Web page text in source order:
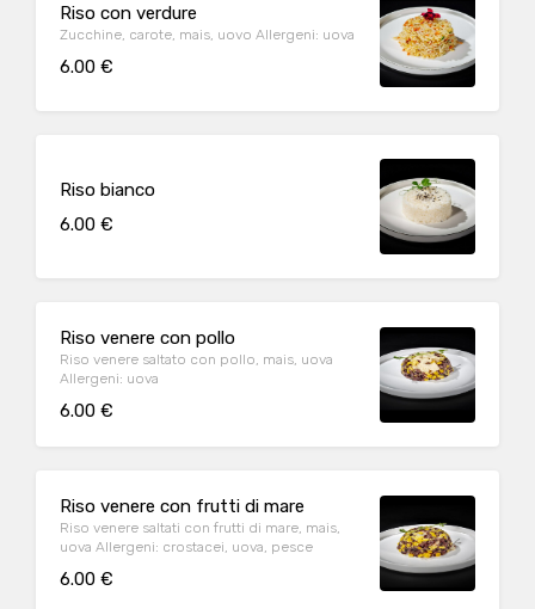
Riso con verdure
Zucchine, carote, mais, uovo Allergeni: uova
6.00 €
Riso bianco
6.00 €
Riso venere con pollo
Riso venere saltato con pollo, mais, uova
Allergeni: uova
6.00 €
Riso venere con frutti di mare
Riso venere saltati con frutti di mare, mais,
uova Allergeni: crostacei, uova, pesce
6.00 €